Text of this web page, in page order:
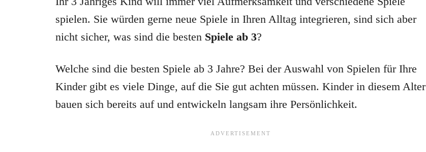
spielen. Sie würden gerne neue Spiele in Ihren Alltag integrieren, sind sich aber
nicht sicher, was sind die besten Spiele ab 3?
Welche sind die besten Spiele ab 3 Jahre? Bei der Auswahl von Spielen für Ihre
Kinder gibt es viele Dinge, auf die Sie gut achten müssen. Kinder in diesem Alter
bauen sich bereits auf und entwickeln langsam ihre Persönlichkeit.